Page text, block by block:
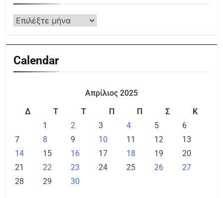
Calendar
Απρίλιος 2025
Δ
Τ Τ Π Π Σ
Κ
1
2 3 4 5
6
7
8 9 10 11 12
13
14
15 16 17 18 19
20
21
22 23 24 25 26
27
28
29 30